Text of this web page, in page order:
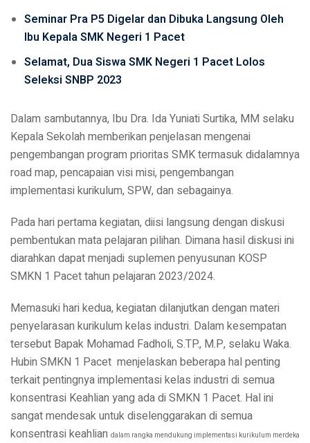
Seminar Pra P5 Digelar dan Dibuka Langsung Oleh
Ibu Kepala SMK Negeri 1 Pacet
Selamat, Dua Siswa SMK Negeri 1 Pacet Lolos
Seleksi SNBP 2023
Dalam sambutannya, Ibu Dra. Ida Yuniati Surtika, MM selaku
Kepala Sekolah memberikan penjelasan mengenai
pengembangan program prioritas SMK termasuk didalamnya
road map, pencapaian visi misi, pengembangan
implementasi kurikulum, SPW, dan sebagainya.
Pada hari pertama kegiatan, diisi langsung dengan diskusi
pembentukan mata pelajaran pilihan. Dimana hasil diskusi ini
diarahkan dapat menjadi suplemen penyusunan KOSP
SMKN 1 Pacet tahun pelajaran 2023/2024.
Memasuki hari kedua, kegiatan dilanjutkan dengan materi
penyelarasan kurikulum kelas industri. Dalam kesempatan
tersebut Bapak Mohamad Fadholi, S.TP., M.P, selaku Waka.
Hubin SMKN 1 Pacet menjelaskan beberapa hal penting
terkait pentingnya implementasi kelas industri di semua
konsentrasi Keahlian yang ada di SMKN 1 Pacet. Hal ini
sangat mendesak untuk diselenggarakan di semua
konsentrasi keahlian dalam rangka mendukung implementasi kurikulum merdeka